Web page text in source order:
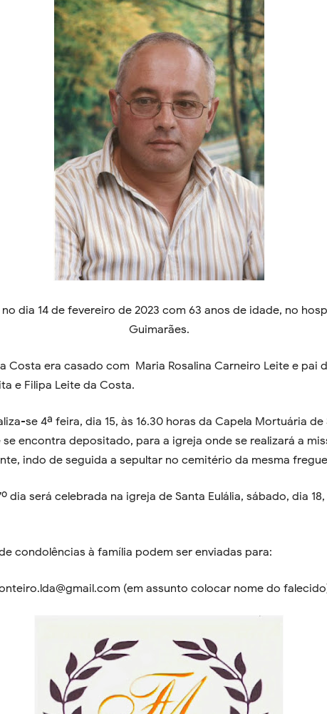
no dia 14 de fevereiro de 2023 com 63 anos de idade, no
Guimarães.
Costa era casado com Maria Rosalina Carneiro Leite e pai
e Filipa Leite da Costa.
se 4ª feira, dia 15, às 16.30 horas da Capela Mortuária de
se encontra depositado, para a igreja onde se realizará a
indo de seguida a sepultar no cemitério da mesma
dia será celebrada na igreja de Santa Eulália, sábado, dia
condolências à família podem ser enviadas para:
(em assunto colocar nome do